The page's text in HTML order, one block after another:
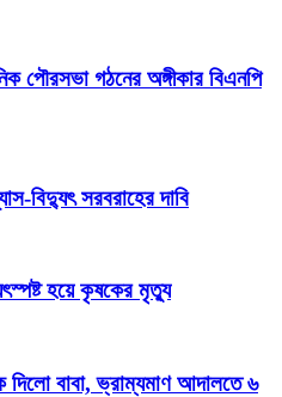
পৌরসভা গঠনের অঙ্গীকার বিএনপি
বিদ্যুৎ সরবরাহের দাবি
হয়ে কৃষকের মৃত্যু
দিলো বাবা, ভ্রাম্যমাণ আদালতে ৬